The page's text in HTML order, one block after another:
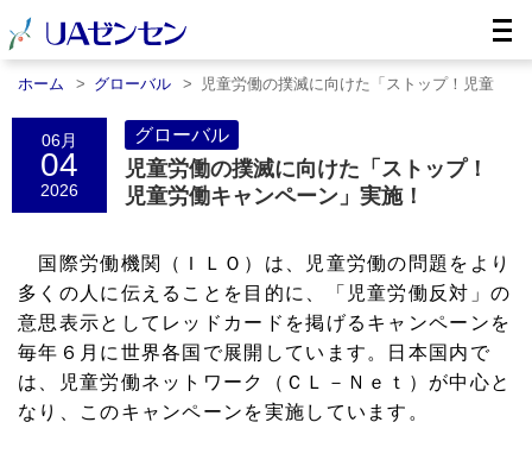
ホーム グローバル
児童労働の撲滅に向けた「ストップ！児童
06月
04
2026
グローバル
児童労働の撲滅に向けた「ストップ！
児童労働キャンペーン」実施！
国際労働機関（ＩＬＯ）は、児童労働の問題をより
多くの人に伝えることを目的に、「児童労働反対」の
意思表示としてレッドカードを掲げるキャンペーンを
毎年６月に世界各国で展開しています。日本国内で
は、児童労働ネットワーク（ＣＬ－Ｎｅｔ）が中心と
なり、このキャンペーンを実施しています。